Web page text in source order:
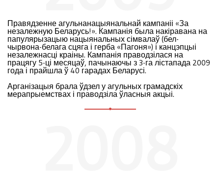
Правядзенне агульнанацыянальнай кампаніі «За
незалежную Беларусь!». Кампанія была накіравана на
папулярызацыю нацыянальных сімвалаў (бел-
чырвона-белага сцяга і герба «Пагоня») і канцэпцыі
незалежнасці краіны. Кампанія праводзілася на
працягу 5-ці месяцаў, пачынаючы з 3-га лістапада 2009
года і прайшла ў 40 гарадах Беларусі.
Арганізацыя брала ўдзел у агульных грамадскіх
мерапрыемствах і праводзіла ўласныя акцыі.